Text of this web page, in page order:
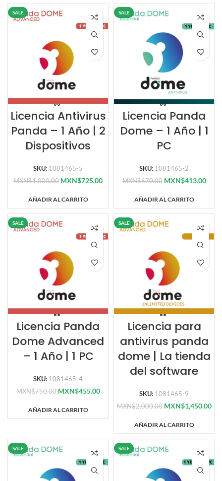
SALE
Licencia Antivirus
Panda – 1 Año | 2
Dispositivos
SKU: 1081465-5
MXN$1,000.00 MXN$725.00
AÑADIR AL CARRITO
SALE
Licencia Panda
Dome – 1 Año | 1
PC
SKU: 1081465-2
MXN$670.00 MXN$413.00
AÑADIR AL CARRITO
SALE
Licencia Panda
Dome Advanced
– 1 Año | 1 PC
SKU: 1081465-4
MXN$750.00 MXN$455.00
AÑADIR AL CARRITO
SALE
Licencia para
antivirus panda
dome | La tienda
del software
SKU: 1081465-9
MXN$2,000.00 MXN$1,450.00
AÑADIR AL CARRITO
SALE SALE